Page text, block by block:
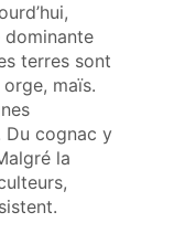
dominante
terres sont
maïs.
Du cognac y
la